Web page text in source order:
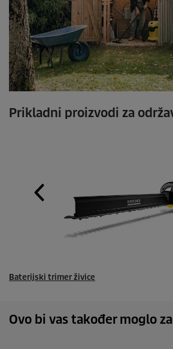
Prikladni proizvodi za
Baterijski trimer živice
Ovo bi vas također moglo